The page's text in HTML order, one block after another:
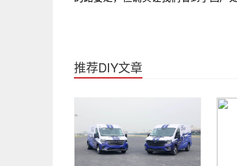
推荐DIY文章